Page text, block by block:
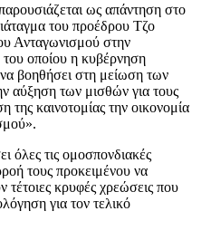
ως απάντηση στο
του προέδρου Τζο
Ανταγωνισμού στην
οποίου η κυβέρνηση
βοηθήσει στη μείωση των
αύξηση των μισθών για τους
καινοτομίας την οικονομία
τις ομοσπονδιακές
τους προκειμένου να
τέτοιες κρυφές χρεώσεις που
για τον τελικό